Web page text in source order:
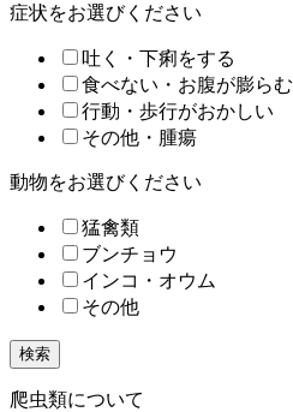
症状をお選びください
吐く・下痢をする
食べない・お腹が膨らむ
行動・歩行がおかしい
その他・腫瘍
動物をお選びください
猛禽類
ブンチョウ
インコ・オウム
その他
検索
爬虫類について